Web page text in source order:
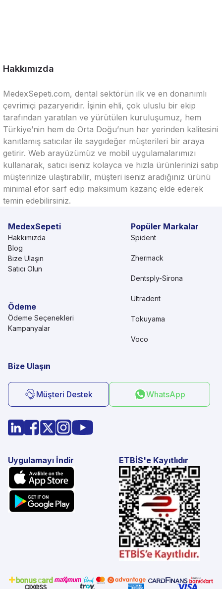
Hakkımızda
MedexSepeti.com, dental sektörün ilk ve en donanımlı
çevrimiçi pazaryeridir. İşinin ehli, çok uluslu bir ekip
tarafından yaratılan ve yürütülen kuruluşumuz, hem
Türkiye’nin hem de Orta Doğu’nun her yerinden kalitesini
kanıtlamış satıcılar ile saygıdeğer müşterileri bir araya
getirir. Web arayüzümüz ve mobil uygulamalarımızı
kullanarak, satıcı iseniz kolayca ve hızla ürünlerinizi satıp
müşterinize ulaştırabilir, müşteri iseniz aradığınız ürünü
minimal efor sarf edip maksimum kazanç elde ederek
temin edebilirsiniz.
MedexSepeti
Hakkımızda
Blog
Bize Ulaşın
Satıcı Olun
Ödeme
Ödeme Seçenekleri
Kampanyalar
Popüler Markalar
Spident
Zhermack
Dentsply-Sirona
Ultradent
Tokuyama
Voco
Bize Ulaşın
Müşteri Destek WhatsApp
Uygulamayı İndir ETBİS'e Kayıtlıdır